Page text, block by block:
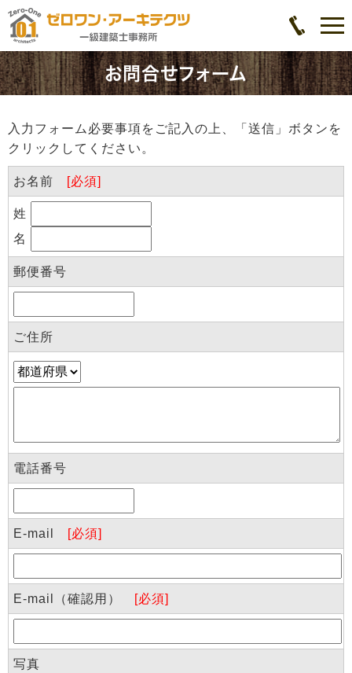
お問合せフォーム
入力フォーム必要事項をご記入の上、「送信」ボタンを
クリックしてください。
お名前 [必須]
姓
名
郵便番号
ご住所
電話番号
E-mail [必須]
E-mail（確認用） [必須]
写真